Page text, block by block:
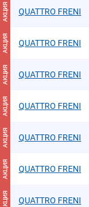
АКЦИЯ QUATTRO FRENI
АКЦИЯ QUATTRO FRENI
АКЦИЯ QUATTRO FRENI
АКЦИЯ QUATTRO FRENI
АКЦИЯ QUATTRO FRENI
АКЦИЯ QUATTRO FRENI
АКЦИЯ QUATTRO FRENI